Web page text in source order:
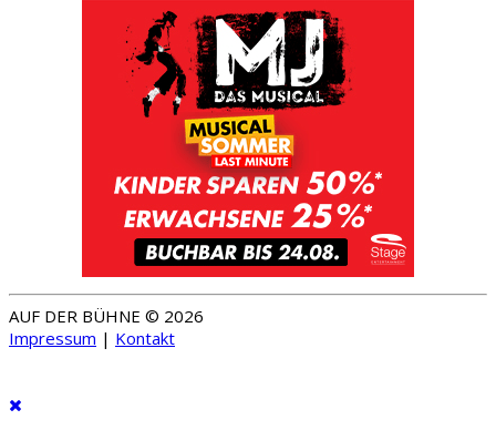
AUF DER BÜHNE © 2026
Impressum | Kontakt